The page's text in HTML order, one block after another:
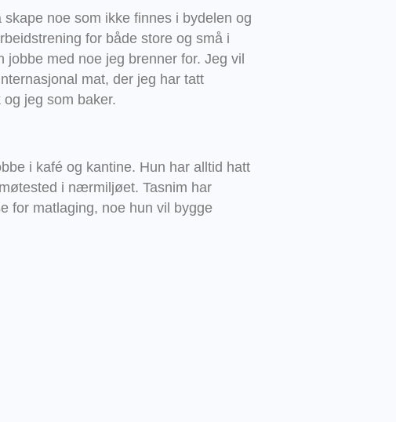
noe som ikke finnes i bydelen og
for både store og små i
jobbe med noe jeg brenner for. Jeg vil
mat, der jeg har tatt
jeg som baker.
i kafé og kantine. Hun har alltid hatt
i nærmiljøet. Tasnim har
for matlaging, noe hun vil bygge